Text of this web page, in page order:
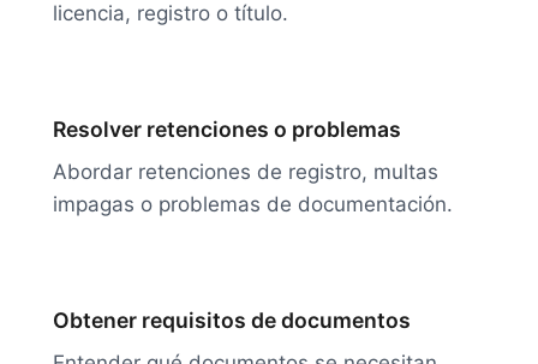
licencia, registro o título.
Resolver retenciones o problemas
Abordar retenciones de registro, multas
impagas o problemas de documentación.
Obtener requisitos de documentos